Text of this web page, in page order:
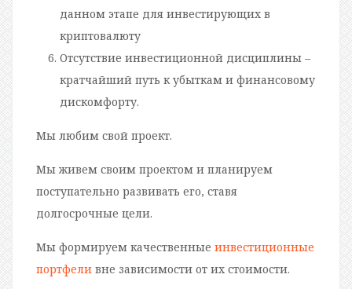
данном этапе для инвестирующих в
криптовалюту
Отсутствие инвестиционной дисциплины –
кратчайший путь к убыткам и финансовому
дискомфорту.
Мы любим свой проект.
Мы живем своим проектом и планируем
поступательно развивать его, ставя
долгосрочные цели.
Мы формируем качественные инвестиционные
портфели вне зависимости от их стоимости.